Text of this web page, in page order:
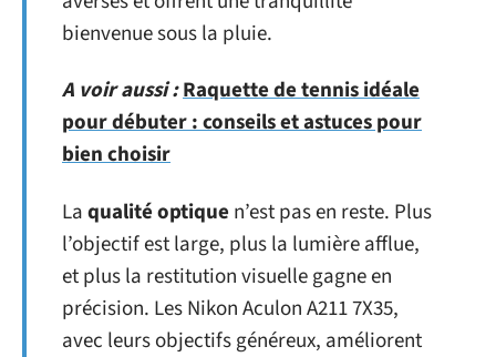
bienvenue sous la pluie.
A voir aussi :Raquette de tennis idéale
pour débuter : conseils et astuces pour
bien choisir
Laqualité optique n’est pas en reste. Plus
l’objectif est large, plus la lumière afflue,
et plus la restitution visuelle gagne en
précision. Les Nikon Aculon A211 7X35,
avec leurs objectifs généreux, améliorent